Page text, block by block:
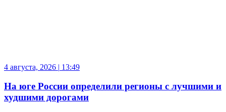
4 августа, 2026 | 13:49
На юге России определили регионы с лучшими и
худшими дорогами